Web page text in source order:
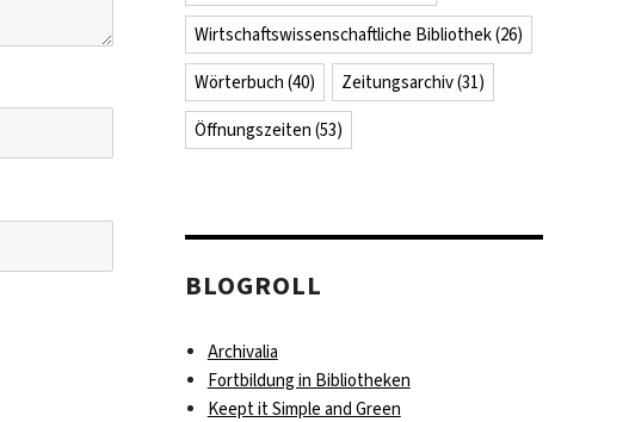
Wirtschaftswissenschaftliche Bibliothek(26)
Wörterbuch (40) Zeitungsarchiv(31)
Öffnungszeiten (53)
BLOGROLL
Archivalia
Fortbildung in Bibliotheken
Keept it Simple and Green